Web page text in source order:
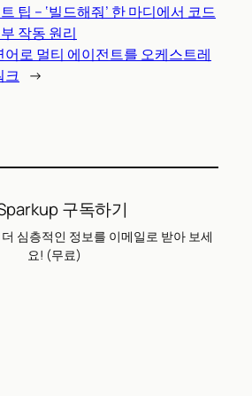
팁 – ‘빌드해줘’ 한 마디에서 코드
작동 원리
로 멀티 에이전트를 오케스트레
크 →
구독하기
심층적인 정보를 이메일로 받아 보세
요! (무료)